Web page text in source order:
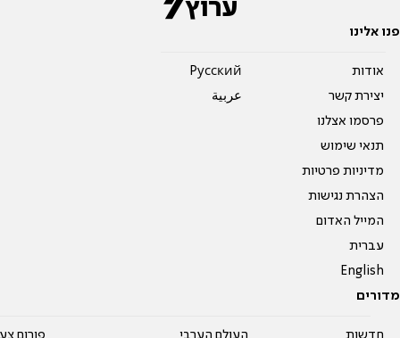
פנו אלינו
אודות
יצירת קשר
פרסמו אצלנו
תנאי שימוש
מדיניות פרטיות
הצהרת נגישות
המייל האדום
עברית
English
Pусский
عربية
מדורים